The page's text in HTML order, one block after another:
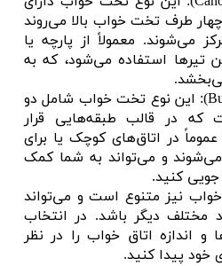
طرف تخت خواب بالا می‌روند
می‌شوند. معمولاً از پارچه یا
تیرها استفاده می‌شود، که به
تخت خواب طبقه‌ای (Bunk Bed): این نوع تخت خواب شامل دو
در قالب طبقه‌هایی قرار
در اتاق‌های کوچک یا برای
می‌شوند و می‌تواند به شما کمک
کنید.
نیز متنوع است و می‌تواند
مختلف دیگر باشد. در انتخاب
و اندازه اتاق خواب را در نظر
خود پیدا کنید.